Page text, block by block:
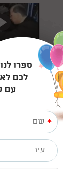
הקורונה
ספרו
לכם
עם עד 5 ההצעות
*